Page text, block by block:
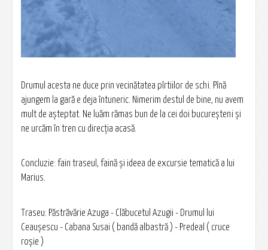
Drumul acesta ne duce prin vecinătatea pîrtiilor de schi. Pînă
ajungem la gară e deja întuneric. Nimerim destul de bine, nu avem
mult de așteptat. Ne luăm rămas bun de la cei doi bucureșteni și
ne urcăm în tren cu direcția acasă.
Concluzie: fain traseul, faină și ideea de excursie tematică a lui
Marius.
Traseu: Păstrăvărie Azuga - Clăbucetul Azugii - Drumul lui
Ceaușescu - Cabana Susai ( bandă albastră ) - Predeal ( cruce
roșie )